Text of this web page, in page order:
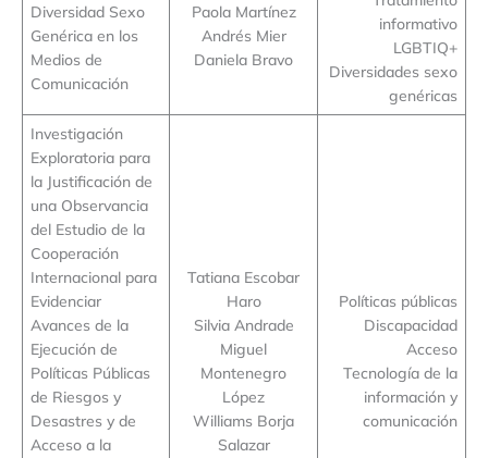
Diversidad Sexo
Genérica en los
Medios de
Comunicación
Paola Martínez
Andrés Mier
Daniela Bravo
informativo
LGBTIQ+
Diversidades sexo
genéricas
Investigación
Exploratoria para
la Justificación de
una Observancia
del Estudio de la
Cooperación
Internacional para
Evidenciar
Avances de la
Ejecución de
Políticas Públicas
de Riesgos y
Desastres y de
Acceso a la
Tatiana Escobar
Haro
Silvia Andrade
Miguel
Montenegro
López
Williams Borja
Salazar
Políticas públicas
Discapacidad
Acceso
Tecnología de la
información y
comunicación